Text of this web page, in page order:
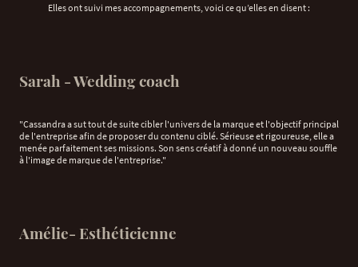
Elles ont suivi mes accompagnements, voici ce qu’elles en disent :
Sarah - Wedding coach
"Cassandra a sut tout de suite cibler l'univers de la marque et l'objectif principal
de l'entreprise afin de proposer du contenu ciblé. Sérieuse et rigoureuse, elle a
menée parfaitement ses missions. Son sens créatif à donné un nouveau souffle
à l'image de marque de l'entreprise."
Amélie- Esthéticienne